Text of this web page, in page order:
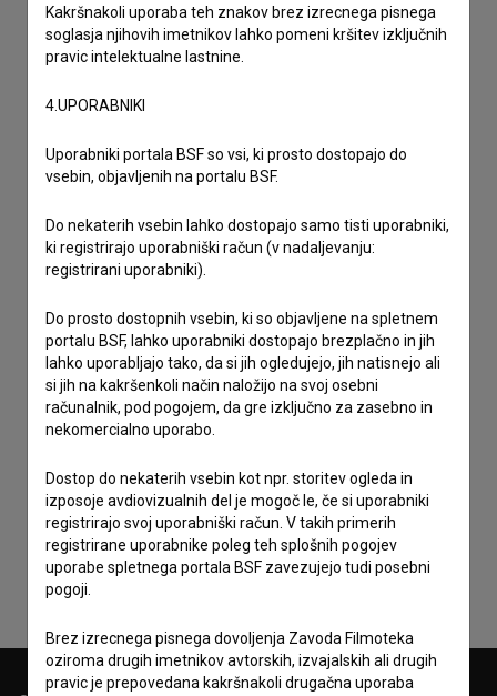
Sprejemamsplošne pogojein dajemsoglasje
zbiranje, hrambo in obdelavo osebnih podatkov.
Kakršnakoli uporaba teh znakov brez izrecnega pisnega
soglasja njihovih imetnikov lahko pomeni kršitev izključnih
pravic intelektualne lastnine.
4.UPORABNIKI
Uporabniki portala BSF so vsi, ki prosto dostopajo do
vsebin, objavljenih na portalu BSF.
Do nekaterih vsebin lahko dostopajo samo tisti uporabniki,
ki registrirajo uporabniški račun (v nadaljevanju:
registrirani uporabniki).
Do prosto dostopnih vsebin, ki so objavljene na spletnem
portalu BSF, lahko uporabniki dostopajo brezplačno in jih
lahko uporabljajo tako, da si jih ogledujejo, jih natisnejo ali
si jih na kakršenkoli način naložijo na svoj osebni
računalnik, pod pogojem, da gre izključno za zasebno in
nekomercialno uporabo.
Dostop do nekaterih vsebin kot npr. storitev ogleda in
izposoje avdiovizualnih del je mogoč le, če si uporabniki
registrirajo svoj uporabniški račun. V takih primerih
registrirane uporabnike poleg teh splošnih pogojev
uporabe spletnega portala BSF zavezujejo tudi posebni
pogoji.
Brez izrecnega pisnega dovoljenja Zavoda Filmoteka
oziroma drugih imetnikov avtorskih, izvajalskih ali drugih
pravic je prepovedana kakršnakoli drugačna uporaba